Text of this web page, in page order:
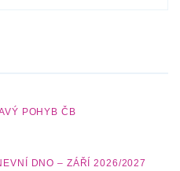
POHYB ČB
DNO – ZÁŘÍ 2026/2027